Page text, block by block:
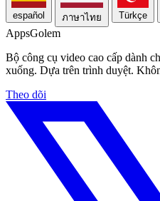
español ภาษาไทย Türkçe
AppsGolem
Bộ công cụ video cao cấp dành
xuống. Dựa trên trình duyệt.
Theo dõi